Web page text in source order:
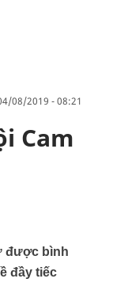
08/2019 - 08:21
Cam
được bình
đầy tiếc